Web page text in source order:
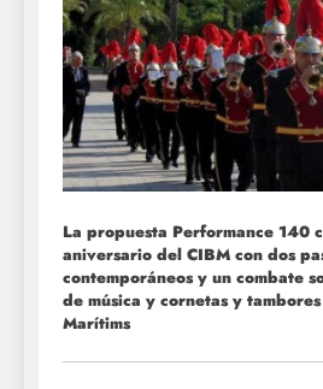
La propuesta Performance 140
aniversario del CIBM con dos
contemporáneos y un combate
de música y cornetas y
Marítims